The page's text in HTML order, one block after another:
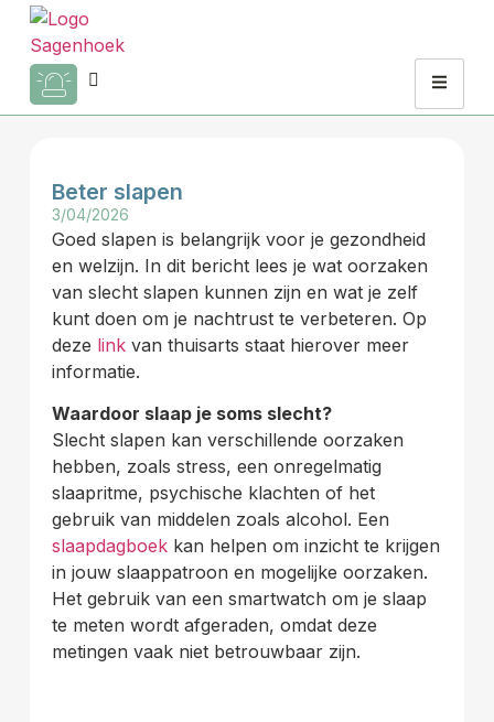
Beter slapen
3/04/2026
Goed slapen is belangrijk voor je gezondheid
en welzijn. In dit bericht lees je wat oorzaken
van slecht slapen kunnen zijn en wat je zelf
kunt doen om je nachtrust te verbeteren. Op
deze linkvan thuisarts staat hierover meer
informatie.
Waardoor slaap je soms slecht?
Slecht slapen kan verschillende oorzaken
hebben, zoals stress, een onregelmatig
slaapritme, psychische klachten of het
gebruik van middelen zoals alcohol. Een
slaapdagboekkan helpen om inzicht te krijgen
in jouw slaappatroon en mogelijke oorzaken.
Het gebruik van een smartwatch om je slaap
te meten wordt afgeraden, omdat deze
metingen vaak niet betrouwbaar zijn.